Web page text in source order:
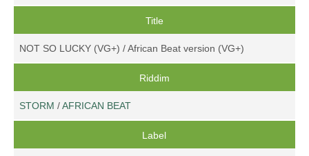
Title
NOT SO LUCKY (VG+) / African Beat version (VG+)
Riddim
STORM /AFRICAN BEAT
Label